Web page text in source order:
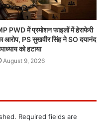
PWD में प्रमोशन फाइलों में हेराफेरी
आरोप, PS सुखवीर सिंह ने SO दयानंद
को हटाया
August 9, 2026
Required fields are